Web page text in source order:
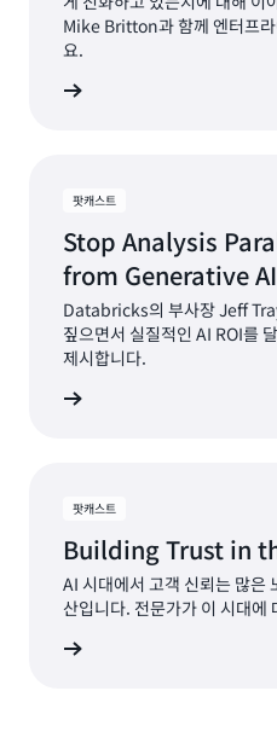
Mike Britton과 함께 엔터프
요.
팟캐스트
Stop Analysis
from Generative AI
Databricks의 부사장 Jeff
짚으면서 실질적인 AI ROI를
제시합니다.
팟캐스트
Building Trust in
AI 시대에서 고객 신뢰는 많은
산입니다. 전문가가 이 시대에